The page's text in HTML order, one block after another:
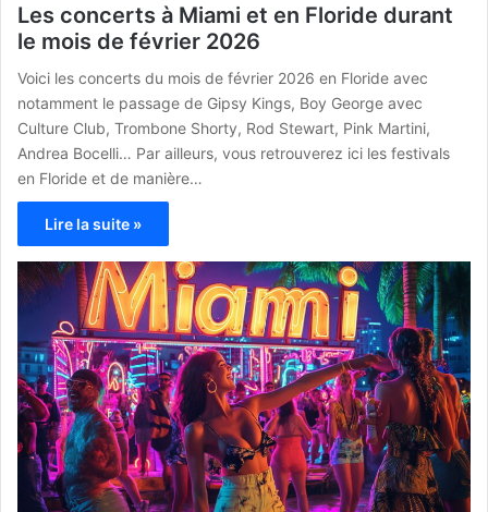
Les concerts à Miami et en Floride durant
le mois de février 2026
Voici les concerts du mois de février 2026 en Floride avec
notamment le passage de Gipsy Kings, Boy George avec
Culture Club, Trombone Shorty, Rod Stewart, Pink Martini,
Andrea Bocelli… Par ailleurs, vous retrouverez ici les festivals
en Floride et de manière…
Lire la suite »